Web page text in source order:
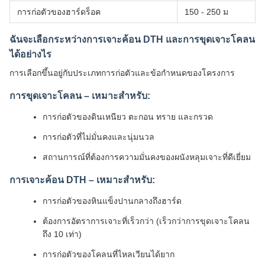
การก่อตัวของฮาร์ดร็อค 150 - 250 ม
ฉันจะเลือกระหว่างการเจาะค้อน DTH และการขุดเจาะโคลน
ได้อย่างไร
การเลือกขึ้นอยู่กับประเภทการก่อตัวและข้อกำหนดของโครงการ
การขุดเจาะโคลน – เหมาะสำหรับ:
การก่อตัวของดินเหนียว ตะกอน ทราย และกรวด
การก่อตัวที่ไม่มั่นคงและนุ่มนวล
สถานการณ์ที่ต้องการความมั่นคงของผนังหลุมเจาะที่ดีเยี่ยม
การเจาะค้อน DTH – เหมาะสำหรับ:
การก่อตัวของหินแข็งปานกลางถึงฮาร์ด
ต้องการอัตราการเจาะที่เร็วกว่า (เร็วกว่าการขุดเจาะโคลน
ถึง 10 เท่า)
การก่อตัวของโคลนที่ไหลเวียนได้ยาก